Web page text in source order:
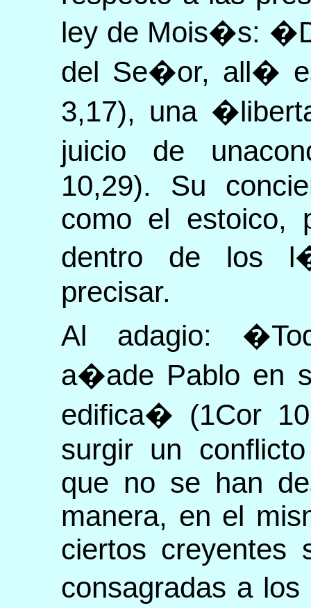
ley de Mois�s:
del Se�or, all�
3,17), una
juicio de
10,29). Su
como el estoico,
dentro de los
precisar.
Al adagio:
a�ade Pablo en
edifica� (1Cor
surgir un
que no se han
manera, en el
ciertos creyentes
consagradas a